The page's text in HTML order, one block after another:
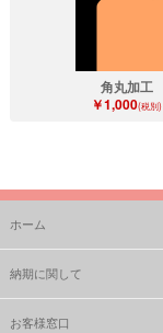
角丸加工
￥1,000(税別)
ホーム
納期に関して
お客様窓口